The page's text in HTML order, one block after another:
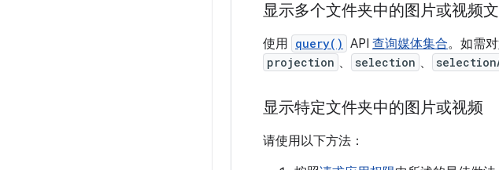
显示多个文件夹中的图片或视频
使用 query() API 查询媒体集合。如需
projection 、 selection 、
显示特定文件夹中的图片或视频
请使用以下方法：